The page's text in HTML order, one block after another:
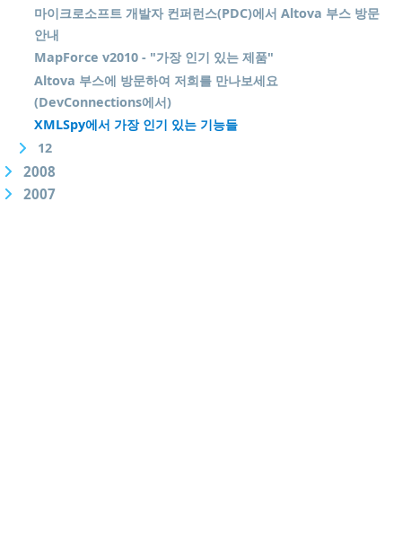
마이크로소프트 개발자 컨퍼런스(PDC)에서 Altova 부스 방문
안내
MapForce v2010 - "가장 인기 있는 제품"
Altova 부스에 방문하여 저희를 만나보세요
(DevConnections에서)
XMLSpy에서 가장 인기 있는 기능들
12
2008
2007